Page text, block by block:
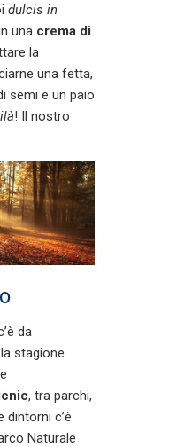
dulcis in
una crema di
la
una fetta,
semi e un paio
! Il nostro
da
stagione
, tra parchi,
dintorni c’è
Naturale